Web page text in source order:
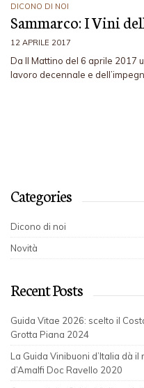
DICONO DI NOI
Sammarco: I Vini
12 APRILE 2017
Da Il Mattino del 6 aprile 2017
lavoro decennale e
Categories
Dicono di noi
Novità
Recent Posts
Guida Vitae 2026: scelto il
Grotta Piana 2024
La Guida Vinibuoni d’Italia dà
d’Amalfi Doc Ravello 2020